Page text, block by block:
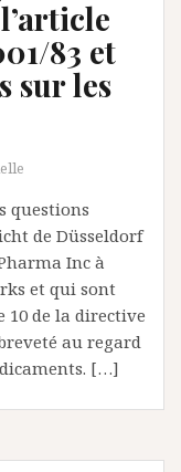
83 et
sur les
questions
de Düsseldorf
Inc à
et qui sont
10 de la directive
au regard
[…]